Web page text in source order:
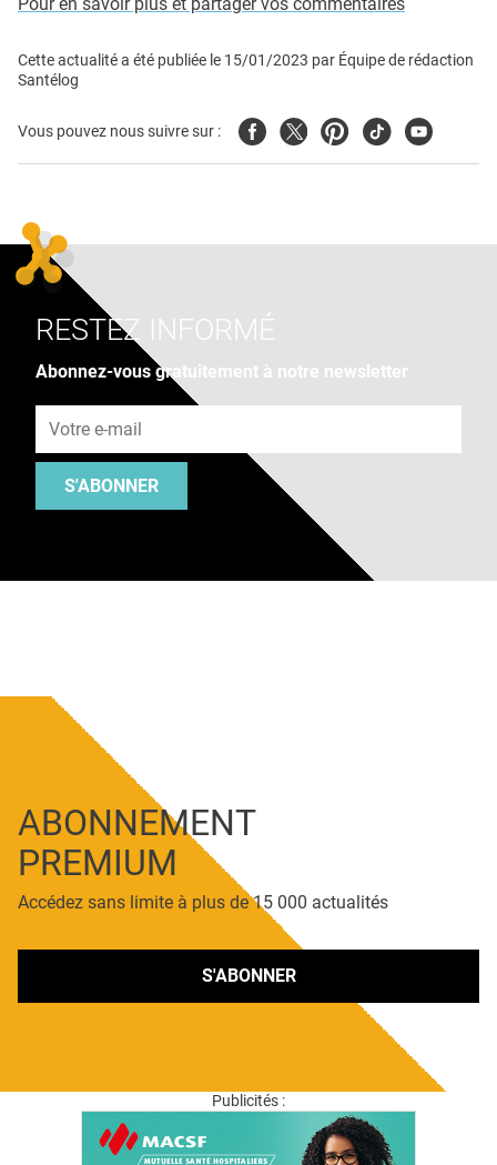
Pour en savoir plus et partager vos commentaires
Cette actualité a été publiée le 15/01/2023 par Équipe de rédaction
Santélog
Vous pouvez nous suivre sur : FacebookTwitterPinterest
TiktokYoutube
RESTEZ INFORMÉ
Abonnez-vous gratuitement à notre newsletter
S'ABONNER
ABONNEMENT
PREMIUM
Accédez sans limite à plus de 15 000 actualités
S'ABONNER
Publicités :